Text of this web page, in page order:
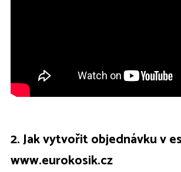
2. Jak vytvořit objednávku v
www.eurokosik.cz